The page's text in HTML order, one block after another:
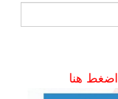
اضغط هنا